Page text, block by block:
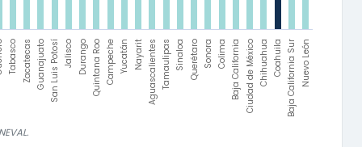
Tabasco ZacatecasGuanajuatoSan Luis Potosí Jalisco DurangoQuintana RooCampecheYucatán NayaritAguascalientesTamaulipasSinaloa Querétaro Sonora Colima Baja CaliforniaCiudad de MéxicoChihuahuaCoahuilaBaja California SurNuevo León